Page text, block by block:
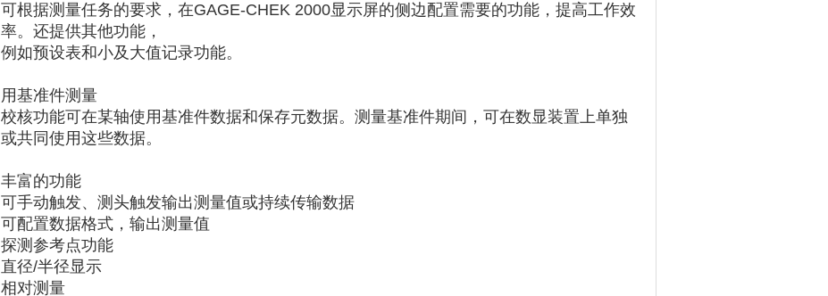
可根据测量任务的要求，在GAGE-CHEK 2000显示屏的侧边配置需要的功能，提高工作效
率。还提供其他功能，
例如预设表和小及大值记录功能。
用基准件测量
校核功能可在某轴使用基准件数据和保存元数据。测量基准件期间，可在数显装置上单独
或共同使用这些数据。
丰富的功能
可手动触发、测头触发输出测量值或持续传输数据
可配置数据格式，输出测量值
探测参考点功能
直径/半径显示
相对测量